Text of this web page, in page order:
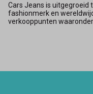
Cars Jeans is uitgegroeid
fashionmerk en
verkooppunten